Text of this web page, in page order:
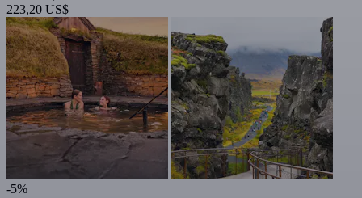
223,20 US$
-5%